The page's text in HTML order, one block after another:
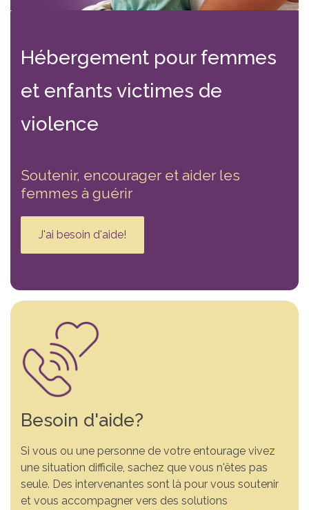
Hébergement pour femmes
et enfants victimes de
violence
Soutenir, encourager et aider les
femmes à guérir
J'ai besoin d'aide!
Besoin d'aide?
Si vous ou une personne de votre entourage vivez
une situation difficile, sachez que vous n'êtes pas
seule. Des intervenantes sont là pour vous soutenir
et vous accompagner vers des solutions